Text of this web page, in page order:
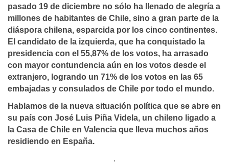
pasado 19 de diciembre no sólo ha llenado de alegría a
millones de habitantes de Chile, sino a gran parte de la
diáspora chilena, esparcida por los cinco continentes.
El candidato de la izquierda, que ha conquistado la
presidencia con el 55,87% de los votos, ha arrasado
con mayor contundencia aún en los votos desde el
extranjero, logrando un 71% de los votos en las 65
embajadas y consulados de Chile por todo el mundo.
Hablamos de la nueva situación política que se abre en
su país con José Luis Piña Videla, un chileno ligado a
la Casa de Chile en Valencia que lleva muchos años
residiendo en España.
.